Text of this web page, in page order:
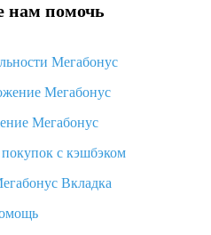
просит ввести паспортные
посылка с Алиэкспресс
когда вернут деньги?
как их получить и
что это за метод доставки и
на Алиэкспресс
нам помочь
Мегабонус
Мегабонус
Мегабонус
с кэшбэком
Вкладка